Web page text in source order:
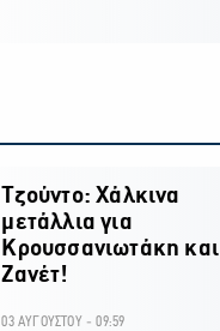
Τζούντο: Χάλκινα
μετάλλια για
Κρουσσανιωτάκη και
Ζανέτ!
03 ΑΥΓΟΥΣΤΟΥ - 09:59